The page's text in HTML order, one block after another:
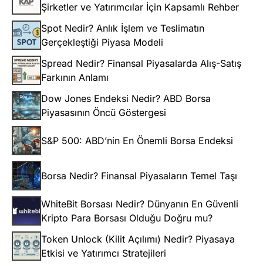
Şirketler ve Yatırımcılar İçin Kapsamlı Rehber
Spot Nedir? Anlık İşlem ve Teslimatın
Gerçekleştiği Piyasa Modeli
Spread Nedir? Finansal Piyasalarda Alış-Satış
Farkının Anlamı
Dow Jones Endeksi Nedir? ABD Borsa
Piyasasının Öncü Göstergesi
S&P 500: ABD’nin En Önemli Borsa Endeksi
Borsa Nedir? Finansal Piyasaların Temel Taşı
WhiteBit Borsası Nedir? Dünyanın En Güvenli
Kripto Para Borsası Olduğu Doğru mu?
Token Unlock (Kilit Açılımı) Nedir? Piyasaya
Etkisi ve Yatırımcı Stratejileri